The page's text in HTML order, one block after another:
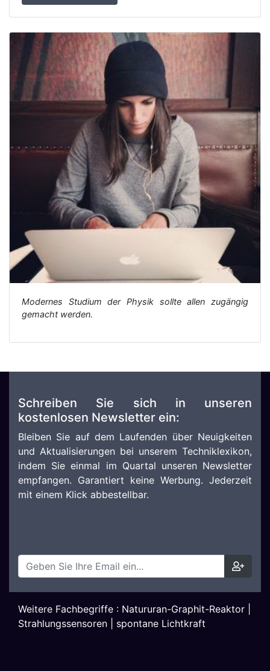
Modernes Studium der Physik sollte allen zugängig
gemacht werden.
Schreiben Sie sich in unseren
kostenlosen Newsletter ein:
Bleiben Sie auf dem Laufenden über Neuigkeiten
und Aktualisierungen bei unserem Techniklexikon,
indem Sie einmal im Quartal unseren Newsletter
empfangen. Garantiert keine Werbung. Jederzeit
mit einem Klick abbestellbar.
Weitere Fachbegriffe : Natururan-Graphit-Reaktor
Strahlungssensoren
spontane Lichtkraft